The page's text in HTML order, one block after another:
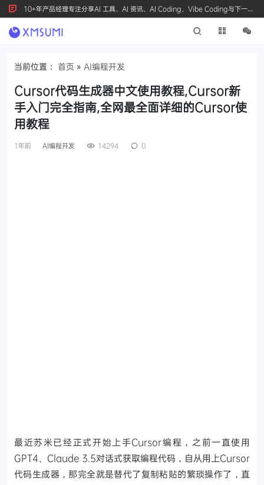
10+年产品经理专注分享AI 工具、AI 资讯、AI Coding、Vibe Coding与下一代
产品创新，按 Ctrl+D 收藏我们
当前位置： 首页 » AI编程开发
Cursor代码生成器中文使用教程,Cursor新
手入门完全指南,全网最全面详细的Cursor使
用教程
1年前 AI编程开发 14294 0
最近苏米已经正式开始上手Cursor编程，之前一直使用
GPT4、Claude 3.5对话式获取编程代码，自从用上Cursor
代码生成器，那完全就是替代了复制粘贴的繁琐操作了，直